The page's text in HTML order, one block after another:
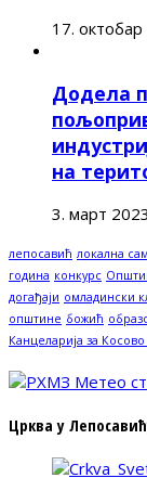
17.
Додела
на
3. март
лепосавић локална
година конкурс
догађаји омладински
општине божић
Канцеларија за
Црква у